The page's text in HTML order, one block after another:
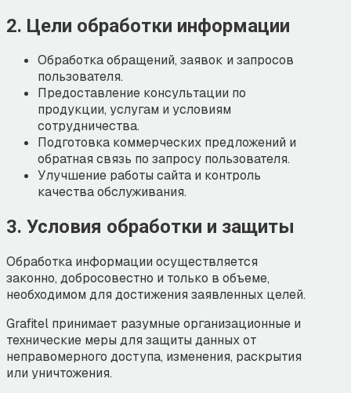
2. Цели обработки информации
Обработка обращений, заявок и запросов
пользователя.
Предоставление консультации по
продукции, услугам и условиям
сотрудничества.
Подготовка коммерческих предложений и
обратная связь по запросу пользователя.
Улучшение работы сайта и контроль
качества обслуживания.
3. Условия обработки и защиты
Обработка информации осуществляется
законно, добросовестно и только в объеме,
необходимом для достижения заявленных целей.
Grafitel принимает разумные организационные и
технические меры для защиты данных от
неправомерного доступа, изменения, раскрытия
или уничтожения.